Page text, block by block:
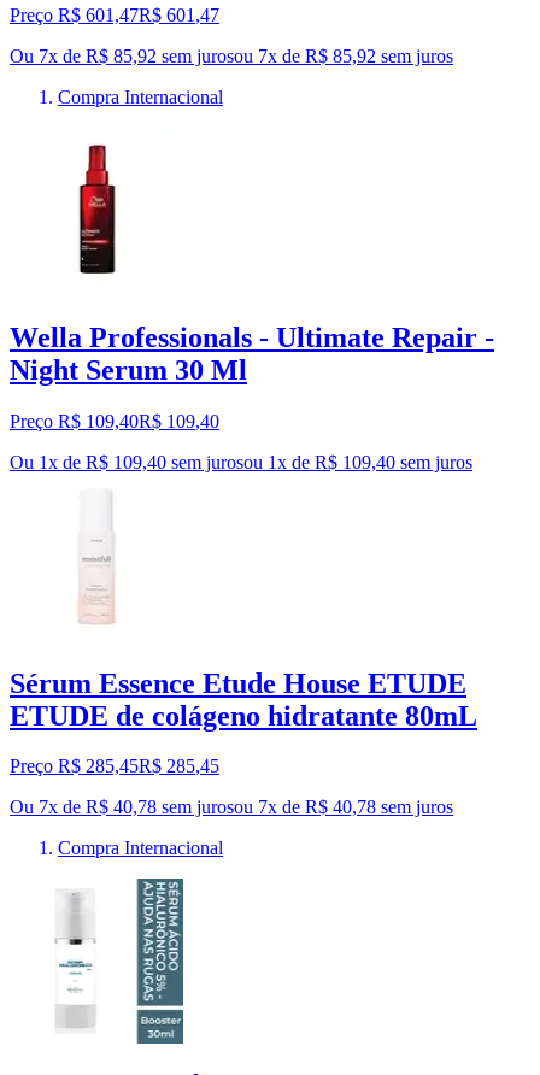
Preço R$ 601,47R$ 601 ,47
Ou 7x de R$ 85,92 sem jurosou 7x de R$ 85,92 sem juros
Compra Internacional
Wella Professionals - Ultimate Repair -
Night Serum 30 Ml
Preço R$ 109,40R$ 109,40
Ou 1x de R$ 109,40 sem jurosou 1x de R$ 109,40 sem juros
Sérum Essence Etude House ETUDE
ETUDE de colágeno hidratante 80mL
Preço R$ 285,45R$ 285,45
Ou 7x de R$ 40,78 sem jurosou 7x de R$ 40,78 sem juros
Compra Internacional